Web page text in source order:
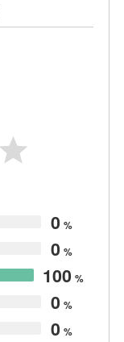
0 %
0 %
100 %
0 %
0 %